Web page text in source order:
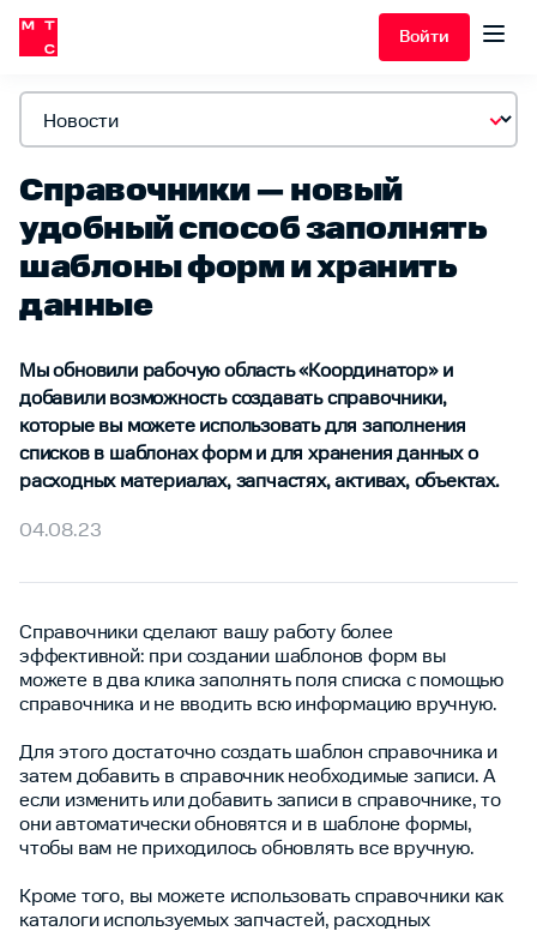
Войти
Справочники — новый
удобный способ заполнять
шаблоны форм и хранить
данные
Мы обновили рабочую область «Координатор» и
добавили возможность создавать справочники,
которые вы можете использовать для заполнения
списков в шаблонах форм и для хранения данных о
расходных материалах, запчастях, активах, объектах.
04.08.23
Справочники сделают вашу работу более
эффективной: при создании шаблонов форм вы
можете в два клика заполнять поля списка с помощью
справочника и не вводить всю информацию вручную.
Для этого достаточно создать шаблон справочника и
затем добавить в справочник необходимые записи. А
если изменить или добавить записи в справочнике, то
они автоматически обновятся и в шаблоне формы,
чтобы вам не приходилось обновлять все вручную.
Кроме того, вы можете использовать справочники как
каталоги используемых запчастей, расходных